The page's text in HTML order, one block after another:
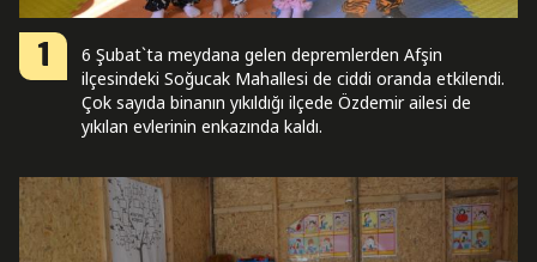
1
6 Şubat`ta meydana gelen depremlerden Afşin
ilçesindeki Soğucak Mahallesi de ciddi oranda etkilendi.
Çok sayıda binanın yıkıldığı ilçede Özdemir ailesi de
yıkılan evlerinin enkazında kaldı.